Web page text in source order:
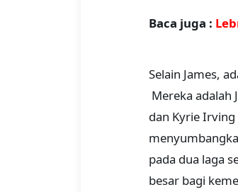
Baca juga :
Selain James,
Mereka adalah
dan Kyrie
pada dua laga
besar bagi